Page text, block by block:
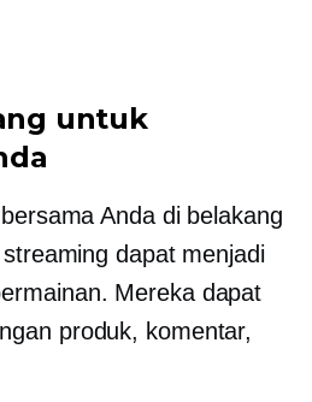
untuk
Anda di belakang
dapat menjadi
Mereka dapat
produk, komentar,